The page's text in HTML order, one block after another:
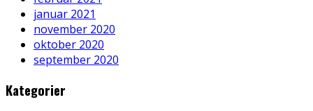
januar 2021
november 2020
oktober 2020
september 2020
Kategorier